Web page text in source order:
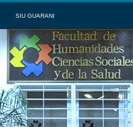
SIU GUARANI